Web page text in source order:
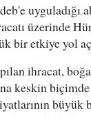
uyguladığı
üzerinde
bir etkiye yol
ihracat,
keskin
büyük